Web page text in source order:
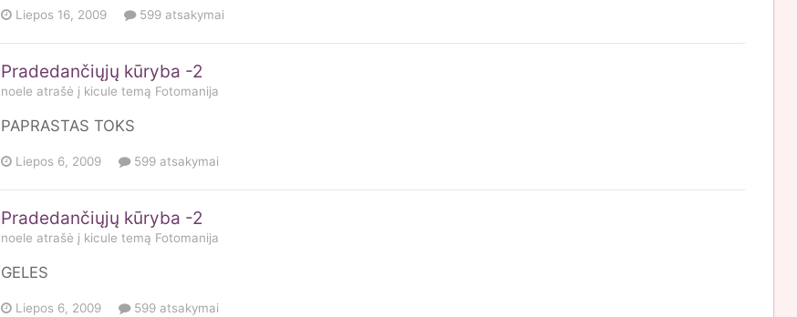
Liepos 16, 2009 599 atsakymai
Pradedančiųjų kūryba -2
noele atrašė į kicule temą Fotomanija
PAPRASTAS TOKS
Liepos 6, 2009 599 atsakymai
Pradedančiųjų kūryba -2
noele atrašė į kicule temą Fotomanija
GELES
Liepos 6, 2009 599 atsakymai